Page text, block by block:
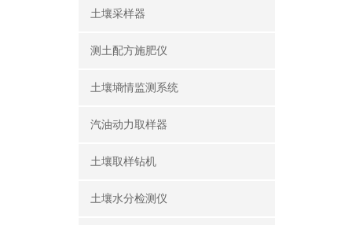
土壤采样器
测土配方施肥仪
土壤墒情监测系统
汽油动力取样器
土壤取样钻机
土壤水分检测仪